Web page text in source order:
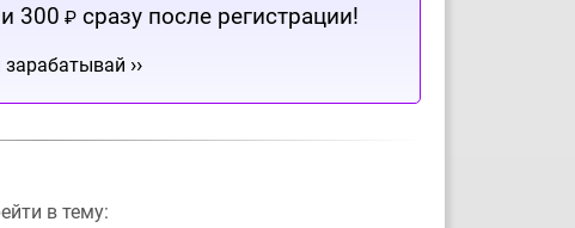
300 ₽ сразу после регистрации!
››
в тему: